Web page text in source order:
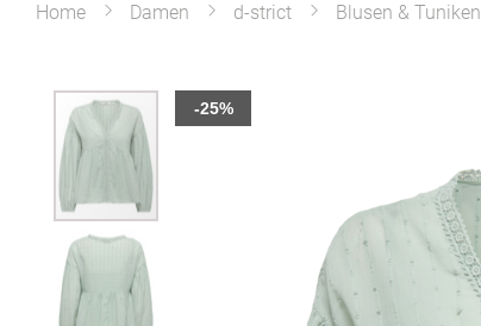
Home Damen d-strict Blusen & Tuniken
Zum
Ende
der
Bildergalerie
-25%